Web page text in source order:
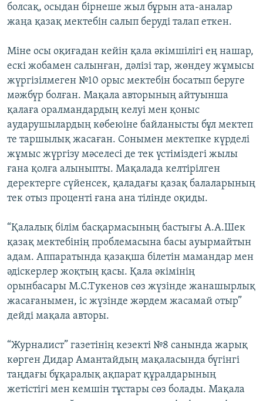
болсақ, осыдан бірнеше жыл бұрын ата-аналар
жаңа қазақ мектебін салып беруді талап еткен.
Міне осы оқиғадан кейін қала әкімшілігі ең нашар,
ескі жобамен салынған, дәлізі тар, жөндеу жұмысы
жүргізілмеген №10 орыс мектебін босатып беруге
мәжбүр болған. Мақала авторының айтуынша
қалаға оралмандардың келуі мен қоныс
аударушылардың көбеюіне байланысты бұл мектеп
те таршылық жасаған. Сонымен мектепке күрделі
жұмыс жүргізу мәселесі де тек үстіміздегі жылы
ғана қолға алыныпты. Мақалада келтірілген
деректерге сүйенсек, қаладағы қазақ балаларының
тек отыз проценті ғана ана тілінде оқиды.
“Қалалық білім басқармасының бастығы А.А.Шек
қазақ мектебінің проблемасына басы ауырмайтын
адам. Аппаратында қазақша білетін мамандар мен
әдіскерлер жоқтың қасы. Қала әкімінің
орынбасары М.С.Тукенов сөз жүзінде жанашырлық
жасағанымен, іс жүзінде жәрдем жасамай отыр”
дейді мақала авторы.
“Журналист” газетінің кезекті №8 санында жарық
көрген Дидар Амантайдың мақаласында бүгінгі
таңдағы бұқаралық ақпарат құралдарының
жетістігі мен кемшін тұстары сөз болады. Мақала